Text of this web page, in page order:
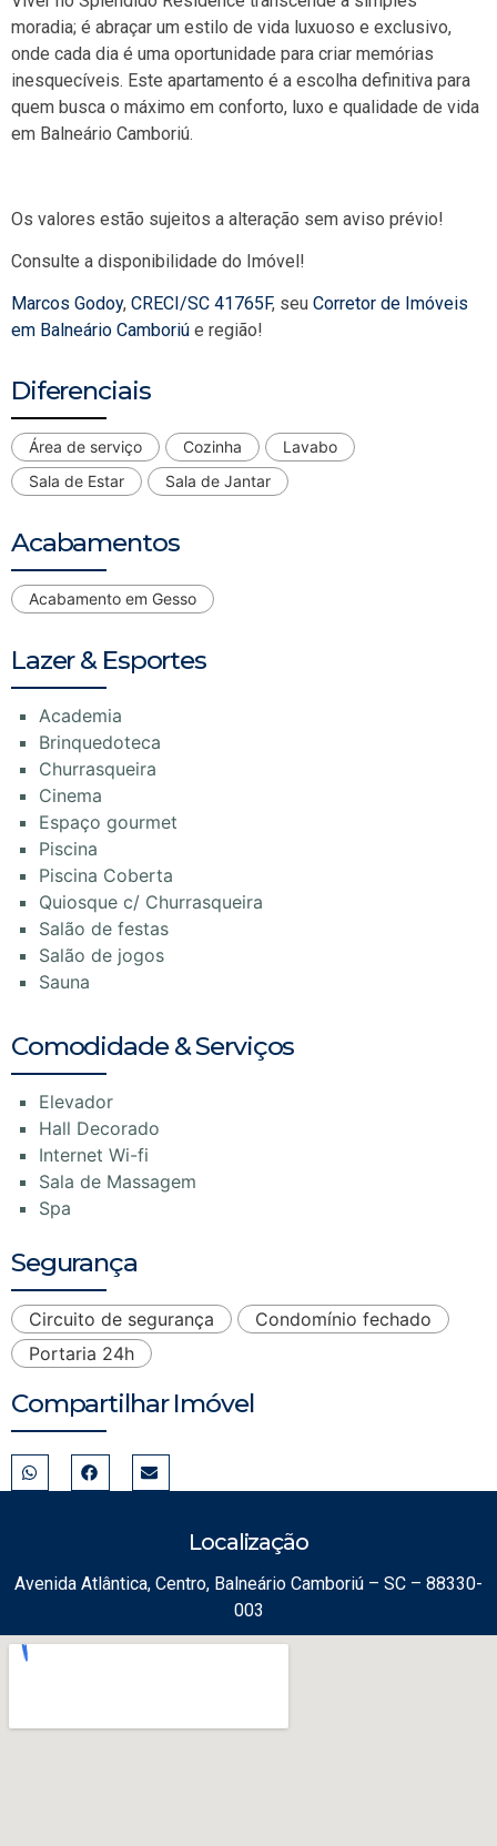
moradia; é abraçar um estilo de vida luxuoso e exclusivo,
onde cada dia é uma oportunidade para criar memórias
inesquecíveis. Este apartamento é a escolha definitiva para
quem busca o máximo em conforto, luxo e qualidade de vida
em Balneário Camboriú.
Os valores estão sujeitos a alteração sem aviso prévio!
Consulte a disponibilidade do Imóvel!
Marcos Godoy, CRECI/SC 41765F, seu Corretor de Imóveis
em Balneário Camboriú e região!
Diferenciais
Área de serviço Cozinha
Lavabo
Sala de Estar
Sala de Jantar
Acabamentos
Acabamento em Gesso
Lazer & Esportes
Academia
Brinquedoteca
Churrasqueira
Cinema
Espaço gourmet
Piscina
Piscina Coberta
Quiosque c/ Churrasqueira
Salão de festas
Salão de jogos
Sauna
Comodidade & Serviços
Elevador
Hall Decorado
Internet Wi-fi
Sala de Massagem
Spa
Segurança
Circuito de segurança
Condomínio fechado
Portaria 24h
Compartilhar Imóvel
Localização
Avenida Atlântica, Centro, Balneário Camboriú – SC – 88330-
003